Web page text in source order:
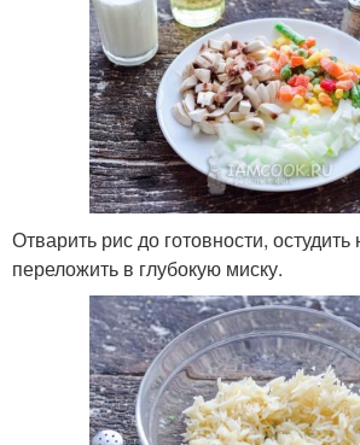
Отварить рис до готовности, остудить
переложить в глубокую миску.